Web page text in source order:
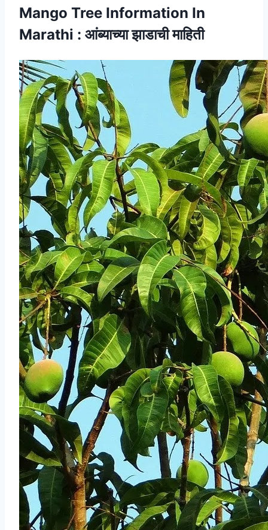
Mango Tree Information In
Marathi : आंब्याच्या झाडाची माहिती